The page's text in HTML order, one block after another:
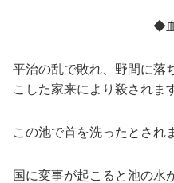
◆
平治の乱で敗れ、野間に落
こした家来により殺されま
この池で首を洗ったとされ
国に変事が起こると池の水